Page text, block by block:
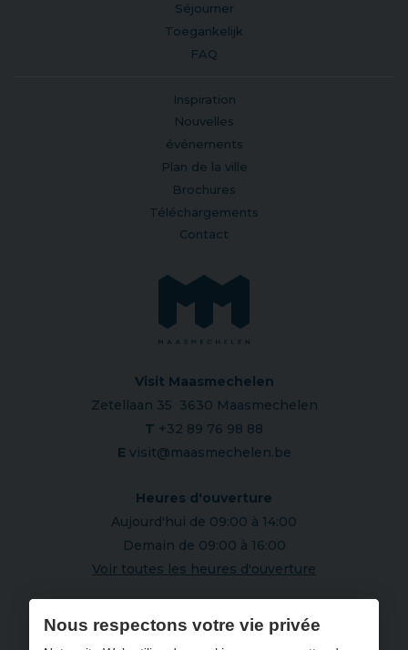
Séjourner
Toegankelijk
FAQ
Inspiration
Nouvelles
événements
Plan de la ville
Brochures
Téléchargements
Contact
Visit Maasmechelen
Zetellaan 35 3630 Maasmechelen
T +32 89 76 98 88
E visit@maasmechelen.be
Heures d'ouverture
Aujourd'hui de 09:00 à 14:00
Demain de 09:00 à 16:00
Voir toutes les heures d'ouverture
S'abonner à notre newsletter
Nous respectons votre vie privée